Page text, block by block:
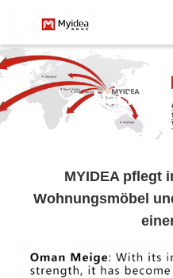
MYIDEA pflegt
Wohnungsmöbel